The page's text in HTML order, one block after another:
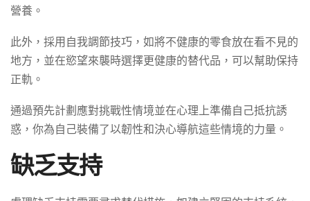
營養。
此外，採用自我調節技巧，如將不健康的零食放在看不見的
地方，並在慾望來襲時選擇更健康的替代品，可以幫助保持
正軌。
通過預先計劃應對挑戰性情境並在心理上準備自己抵抗誘
惑，你為自己裝備了以韌性和決心導航這些情境的力量。
缺乏支持